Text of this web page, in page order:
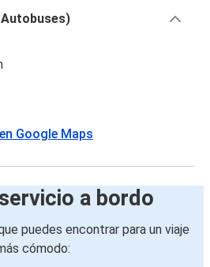
Google Maps
a bordo
puedes encontrar para un viaje
cómodo: